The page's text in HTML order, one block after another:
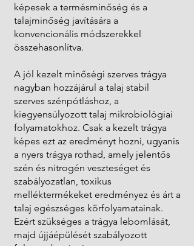
képesek a termésminőség és a
talajminőség javítására a
konvencionális módszerekkel
összehasonlítva.
A jól kezelt minőségi szerves trágya
nagyban hozzájárul a talaj stabil
szerves szénpótláshoz, a
kiegyensúlyozott talaj mikrobiológiai
folyamatokhoz. Csak a kezelt trágya
képes ezt az eredményt hozni, ugyanis
a nyers trágya rothad, amely jelentős
szén és nitrogén veszteséget és
szabályozatlan, toxikus
melléktermékeket eredményez és árt a
talaj egészséges körfolyamatainak.
Ezért szükséges a trágya lebomlását,
majd újjáépülését szabályozott